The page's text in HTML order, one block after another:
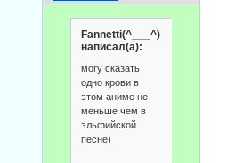
Fannetti(^___^)
написал(а):
могу сказать
одно крови в
этом аниме не
меньше чем в
эльфийской
песне)